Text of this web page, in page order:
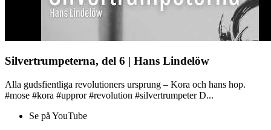
Silvertrumpeterna, del 6 | Hans Lindelöw
Alla gudsfientliga revolutioners ursprung – Kora och hans hop.
#mose #kora #uppror #revolution #silvertrumpeter D...
Se på YouTube